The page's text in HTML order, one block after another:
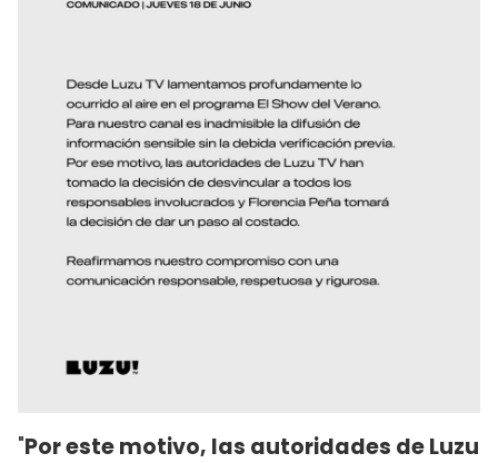
"Por este motivo, las autoridades de Luzu